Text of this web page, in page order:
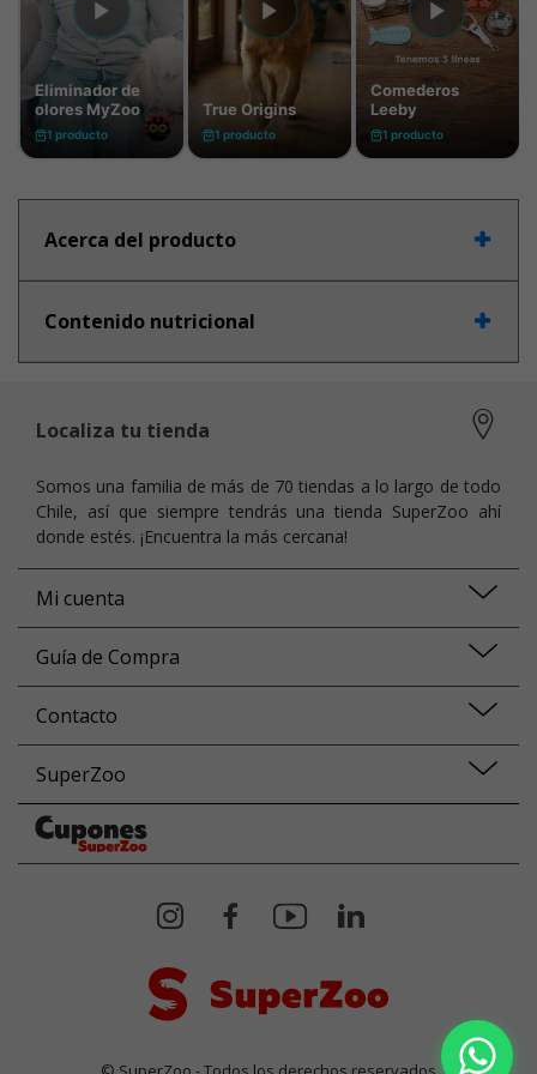
Acerca del producto
Contenido nutricional
Localiza tu tienda
Somos una familia de más de 70 tiendas a lo largo de todo
Chile, así que siempre tendrás una tienda SuperZoo ahí
donde estés. ¡Encuentra la más cercana!
Mi cuenta
Guía de Compra
Contacto
SuperZoo